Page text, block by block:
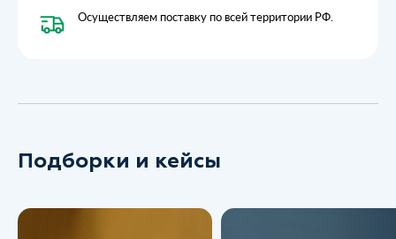
Осуществляем поставку по всей территории РФ.
Подборки и кейсы